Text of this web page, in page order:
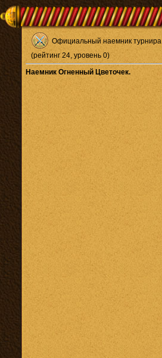
Официальный наемник турнира
(рейтинг 24, уровень 0)
Наемник Огненный Цветочек.